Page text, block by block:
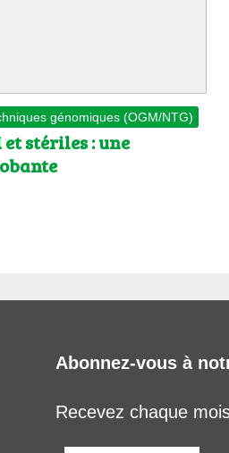
génomiques (OGM/NTG)
et stériles : une
Abonnez-vous à
Recevez chaque